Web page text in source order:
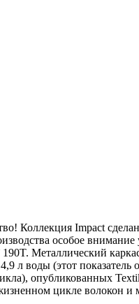
Коллекция Impact
особое
Металлический
л воды (этот
опубликованных
цикле волокон и